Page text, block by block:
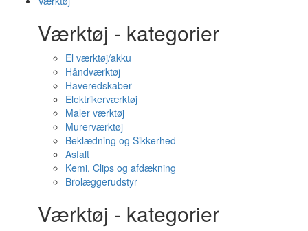
Værktøj - kategorier
El værktøj/akku
Håndværktøj
Haveredskaber
Elektrikerværktøj
Maler værktøj
Murerværktøj
Beklædning og Sikkerhed
Asfalt
Kemi, Clips og afdækning
Brolæggerudstyr
Værktøj - kategorier